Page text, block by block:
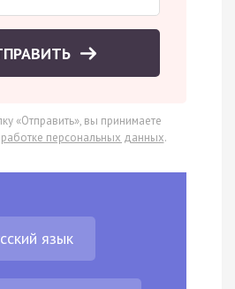
«Отправить», вы принимаете
персональных данных.
язык